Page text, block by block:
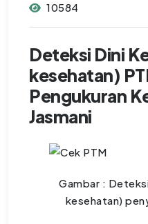
10584
Deteksi Dini
kesehatan)
Pengukuran
Jasmani
Gambar :
kesehatan)